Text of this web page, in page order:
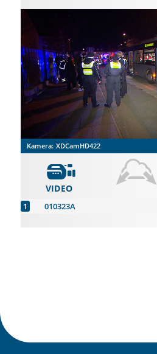
Kamera: XDCamHD422
VIDEO
010323A